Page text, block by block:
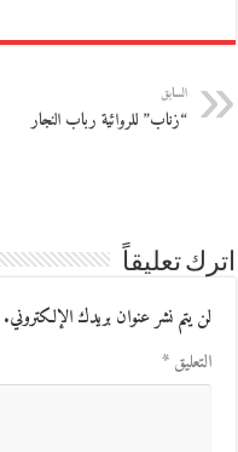
السابق
“زناب” للروائية رباب النجار
اترك تعليقاً
لن يتم نشر عنوان بريدك الإلكتروني.
التعليق*